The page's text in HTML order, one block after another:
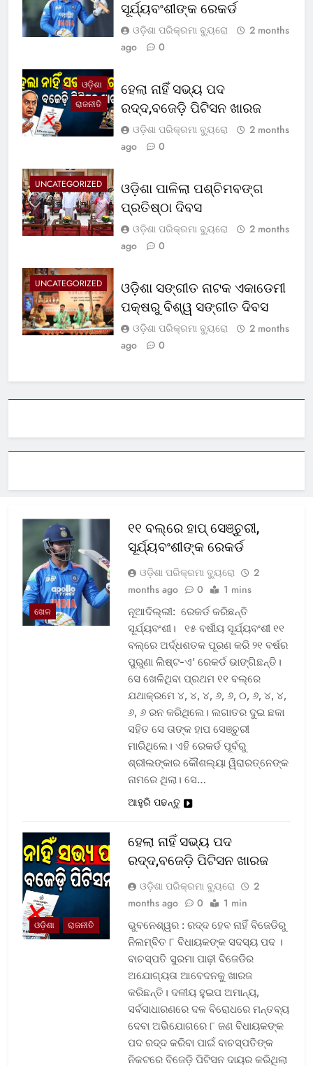
ସୂର୍ଯ୍ୟବଂଶୀଙ୍କ ରେକର୍ଡ
ଓଡ଼ିଶା ପରିକ୍ରମା ବ୍ୟୁରୋ
2 months
ago
0
ଓଡ଼ିଶା
ରାଜନୀତି
ହେଲା ନାହିଁ ସଭ୍ୟ ପଦ
ରଦ୍ଦ,ବଜେଡ଼ି ପିଟିସନ ଖାରଜ
ଓଡ଼ିଶା ପରିକ୍ରମା ବ୍ୟୁରୋ
2 months
ago
0
UNCATEGORIZED
ଓଡ଼ିଶା ପାଳିଲା ପଶ୍ଚିମବଙ୍ଗ
ପ୍ରତିଷ୍ଠା ଦିବସ
ଓଡ଼ିଶା ପରିକ୍ରମା ବ୍ୟୁରୋ
2 months
ago
0
UNCATEGORIZED
ଓଡ଼ିଶା ସଙ୍ଗୀତ ନାଟକ ଏକାଡେମୀ
ପକ୍ଷରୁ ବିଶ୍ୱ ସଙ୍ଗୀତ ଦିବସ
ଓଡ଼ିଶା ପରିକ୍ରମା ବ୍ୟୁରୋ
2 months
ago
0
ଖେଳ
୧୧ ବଲ୍‌ରେ ହାପ୍ ସେଞ୍ଚୁରୀ,
ସୂର୍ଯ୍ୟବଂଶୀଙ୍କ ରେକର୍ଡ
ଓଡ଼ିଶା ପରିକ୍ରମା ବ୍ୟୁରୋ
2
months ago
0 1 mins
ନୂଆଦିଲ୍ଲୀ: ରେକର୍ଡ କରିଛନ୍ତି
ସୂର୍ଯ୍ୟବଂଶୀ। ୧୫ ବର୍ଷୀୟ ସୂର୍ଯ୍ୟବଂଶୀ ୧୧
ବଲ୍‌ରେ ଅର୍ଦ୍ଧଶତକ ପୂରଣ କରି ୨୧ ବର୍ଷର
ପୁରୁଣା ଲିଷ୍ଟ-ଏ’ ରେକର୍ଡ ଭାଙ୍ଗିଛନ୍ତି।
ସେ ଖେଳିଥିବା ପ୍ରଥମ ୧୧ ବଲ୍‌ରେ
ଯଥାକ୍ରମେ ୪, ୪, ୪, ୬, ୬, ୦, ୬, ୪, ୪,
୬, ୬ ରନ କରିଥିଲେ। ଲଗାତର ଦୁଇ ଛକା
ସହିତ ସେ ତାଙ୍କ ହାପ ସେଞ୍ଚୁରୀ
ମାରିଥିଲେ। ଏହି ରେକର୍ଡ ପୂର୍ବରୁ
ଶ୍ରୀଲଙ୍କାର କୌଶଲ୍ୟା ୱିରାରତ୍ନେଙ୍କ
ନାମରେ ଥିଲା। ସେ…
ଆହୁରି ପଢନ୍ତୁ
ଓଡ଼ିଶା ରାଜନୀତି
ହେଲା ନାହିଁ ସଭ୍ୟ ପଦ
ରଦ୍ଦ,ବଜେଡ଼ି ପିଟିସନ ଖାରଜ
ଓଡ଼ିଶା ପରିକ୍ରମା ବ୍ୟୁରୋ
2
months ago
0 1 min
ଭୁବନେଶ୍ୱର : ରଦ୍ଦ ହେବ ନାହିଁ ବିଜେଡିରୁ
ନିଲମ୍ବିତ ୮ ବିଧାୟକଙ୍କ ସଦସ୍ୟ ପଦ ।
ବାଚସ୍ପତି ସୁରମା ପାଢ଼ୀ ବିଜେଡିର
ଅଯୋଗ୍ୟତା ଆବେଦନକୁ ଖାରଜ
କରିଛନ୍ତି। ଦଳୀୟ ହୁଇପ ଅମାନ୍ୟ,
ସର୍ବସାଧାରଣରେ ଦଳ ବିରୋଧରେ ମନ୍ତବ୍ୟ
ଦେବା ଅଭିଯୋଗରେ ୮ ଜଣ ବିଧାୟକଙ୍କ
ପଦ ରଦ୍ଦ କରିବା ପାଇଁ ବାଚସ୍ପତିଙ୍କ
ନିକଟରେ ବିଜେଡ଼ି ପିଟିସନ ଦାୟର କରିଥିଲା